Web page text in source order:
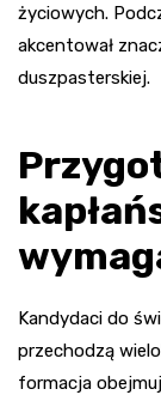
życiowych.
akcentował
duszpasterskiej.
Kandydaci do
przechodzą
formacja